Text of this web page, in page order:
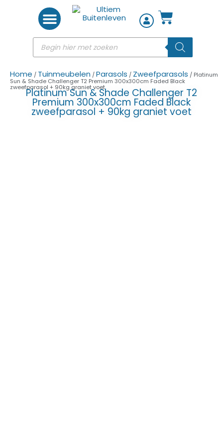
Home / Tuinmeubelen /Parasols / Zweefparasols / Platinum
Sun & Shade Challenger T2 Premium 300x300cm Faded Black
zweefparasol + 90kg graniet voet
Platinum Sun & Shade Challenger T2
Premium 300x300cm Faded Black
zweefparasol + 90kg graniet voet